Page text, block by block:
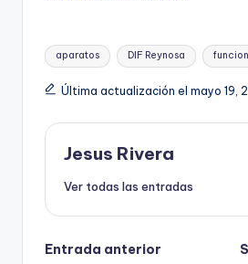
Etiquetas:
aparatos DIF Reynosa
Última actualización el mayo 19,
Jesus Rivera
Ver todas las entradas
Navegación
Entrada anterior